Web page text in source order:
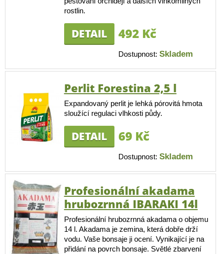
rostlin.
DETAIL 492 Kč
Dostupnost: Skladem
Perlit Forestina 2,5 l
Expandovaný perlit je lehká pórovitá hmota
sloužící regulaci vlhkosti půdy.
DETAIL 69 Kč
Dostupnost: Skladem
Profesionální akadama
hrubozrnná IBARAKI 14l
Profesionální hrubozrnná akadama o objemu
14 l. Akadama je zemina, která dobře drží
vodu. Vaše bonsaje ji ocení. Vynikající je na
přidání na povrch bonsaje. Světlé zbarvení